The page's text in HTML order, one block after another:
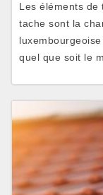
Les éléments de
tache sont la
quel que soit le